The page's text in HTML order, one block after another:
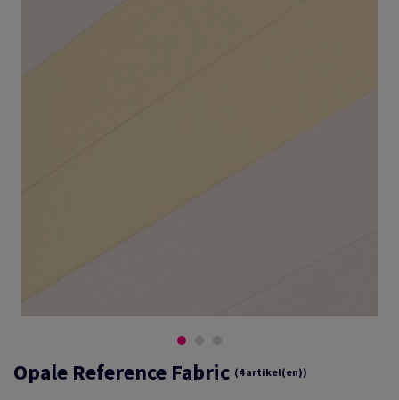
Opale Reference Fabric (4 artikel(en))